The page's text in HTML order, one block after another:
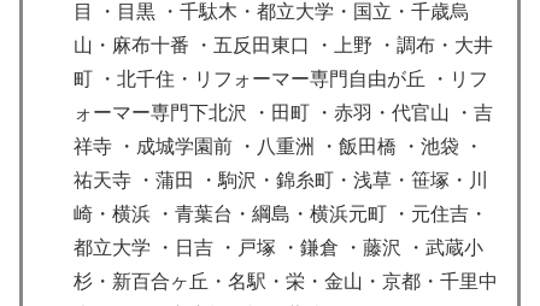
目 ・目黒 ・千駄木・都立大学・国立・千歳烏
山・麻布十番 ・五反田東口 ・上野 ・調布・大井
町 ・北千住・リフォーマー専門自由が丘 ・リフ
ォーマー専門下北沢 ・田町 ・赤羽・代官山 ・吉
祥寺 ・成城学園前 ・八重洲 ・飯田橋 ・池袋 ・
祐天寺 ・蒲田 ・駒沢・錦糸町・浅草・笹塚・川
崎・横浜 ・青葉台・綱島・横浜元町 ・元住吉・
都立大学 ・日吉 ・戸塚 ・鎌倉 ・藤沢 ・武蔵小
杉・新百合ヶ丘・名駅・栄・金山・京都・千里中